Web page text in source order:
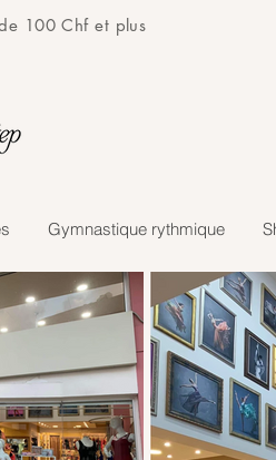
100 Chf et plus
Gymnastique rythmique